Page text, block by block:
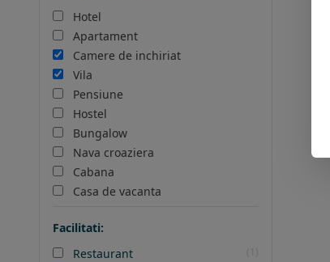
Hotel
Apartament
Camere de inchiriat
Vila
Pensiune
Hostel
Bungalow
Nava croaziera
Cabana
Casa de vacanta
Facilitati:
Restaurant